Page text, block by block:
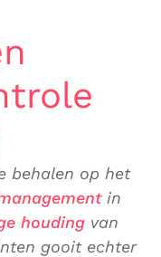
behalen op het
in
houding van
gooit echter